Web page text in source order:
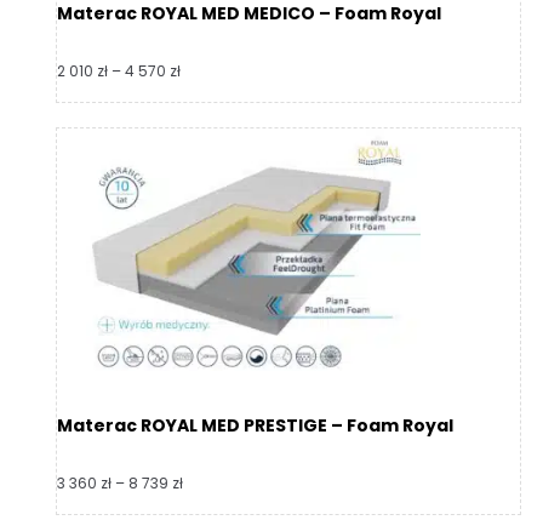
Materac ROYAL MED MEDICO – Foam Royal
2 010 zł –4 570 złZakres
4
570 zł
Materac ROYAL MED PRESTIGE – Foam Royal
3 360 zł – 8 739 złZakres